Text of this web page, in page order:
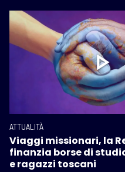
ATTUALITÀ
Viaggi missionari, la
finanzia borse di
e ragazzi toscani